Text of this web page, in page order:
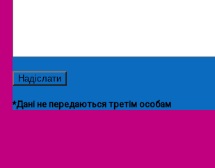
*Дані не передаються третім особам